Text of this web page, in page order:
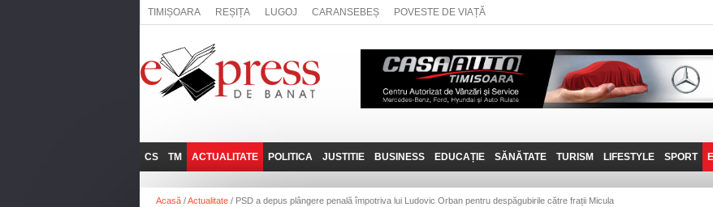
TIMIȘOARA REȘIȚA LUGOJ CARANSEBEȘ POVESTE DE VIAȚĂ
CS
REȘIȚA
TM
LUGOJ
ACTUALITATE
ADMINISTRATIE
POLITICA
EXPRESSLIVE
JUSTITIE BUSINESS
JOB-URI
EDUCAȚIE SĂNĂTATE TURISM
PRIN MUNȚII
BANATULUI
LIFESTYLE
POVESTE DE VIAȚĂ
SPORT
Acasă /Actualitate / PSD a depus plângere penală împotriva lui Ludovic Orban pentru despăgubirile către frații Micula